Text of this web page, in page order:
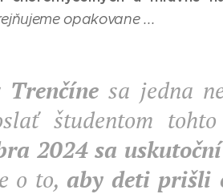
opakovane ...
sa jedna
študentom
2024 sa
o to, aby deti prišli